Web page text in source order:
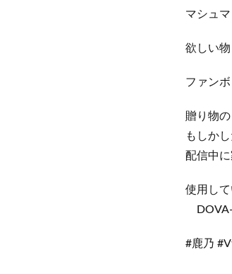
マシュ
欲しい
ファン
贈り物
もしか
配信中
使用し
DOVA-
#鹿乃